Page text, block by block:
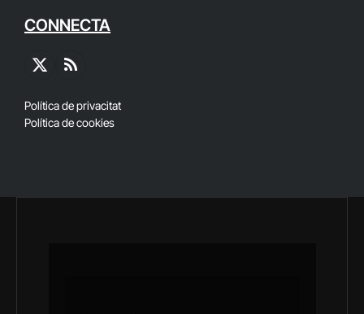
CONNECTA
X
RSS
Política de privacitat
Política de cookies